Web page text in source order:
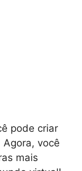
pode criar
você
mais